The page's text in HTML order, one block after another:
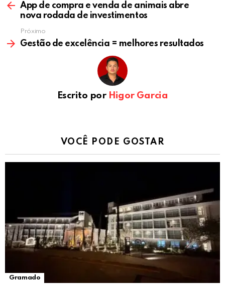
App de compra e venda de animais abre
nova rodada de investimentos
Próximo
Gestão de excelência = melhores resultados
Escrito por Higor Garcia
VOCÊ PODE GOSTAR
Gramado